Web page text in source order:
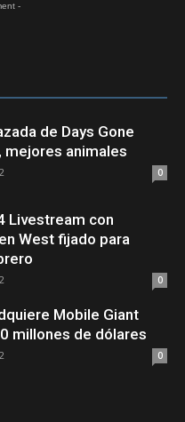
-
de Days Gone
mejores animales
0
Livestream con
West fijado para
0
Mobile Giant
millones de dólares
0